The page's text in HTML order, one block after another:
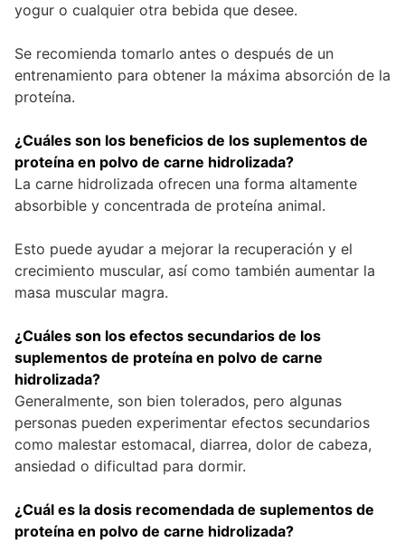
yogur o cualquier otra bebida que desee.
Se recomienda tomarlo antes o después de un
entrenamiento para obtener la máxima absorción de la
proteína.
¿Cuáles son los beneficios de los suplementos de
proteína en polvo de carne hidrolizada?
La carne hidrolizada ofrecen una forma altamente
absorbible y concentrada de proteína animal.
Esto puede ayudar a mejorar la recuperación y el
crecimiento muscular, así como también aumentar la
masa muscular magra.
¿Cuáles son los efectos secundarios de los
suplementos de proteína en polvo de carne
hidrolizada?
Generalmente, son bien tolerados, pero algunas
personas pueden experimentar efectos secundarios
como malestar estomacal, diarrea, dolor de cabeza,
ansiedad o dificultad para dormir.
¿Cuál es la dosis recomendada de suplementos de
proteína en polvo de carne hidrolizada?